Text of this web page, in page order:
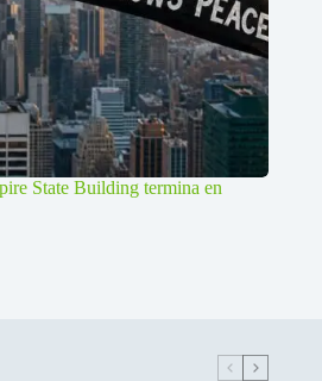
State Building termina en